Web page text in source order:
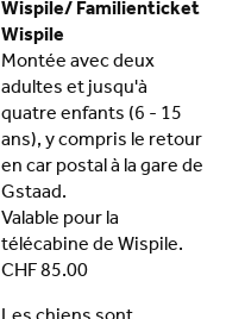
Wispile/ Familienticket
Wispile
Montée avec deux
adultes et jusqu'à
quatre enfants (6 - 15
ans), y compris le retour
en car postal à la gare de
Gstaad.
Valable pour la
télécabine de Wispile.
CHF 85.00